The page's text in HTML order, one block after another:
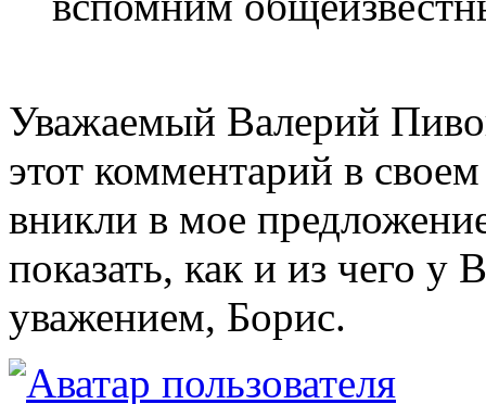
Уважаемый Валерий
этот комментарий в
вникли в мое
показать, как и из чего у
уважением, Борис.